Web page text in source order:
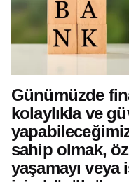
Günümüzde
kolaylıkla ve
sahip olmak,
yaşamayı veya